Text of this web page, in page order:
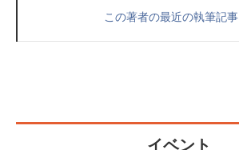
この著者の最近の執筆記事
イベント